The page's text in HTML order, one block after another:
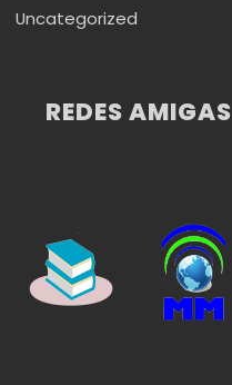
Uncategorized
REDES AMIGAS